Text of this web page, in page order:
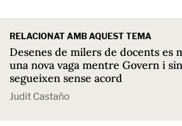
RELACIONAT AMB AQUEST TEMA
Desenes de milers de docents es
una nova vaga mentre Govern i
segueixen sense acord
Judit Castaño